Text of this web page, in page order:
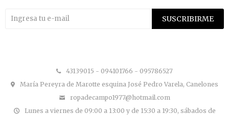
43139015 - 094101766 - 095786527
María Pereyra de Marotte esquina José Pedro Varela, Canelones
ropadecampo1977@hotmail.com
Lunes a viernes de 09:00 a 13:00 y de 15:30 a 19:30, sábados de
SUSCRIBIRME